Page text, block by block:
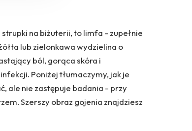
na biżuterii, to limfa - zupełnie
lub zielonkawa wydzielina o
ból, gorąca skóra i
Poniżej tłumaczymy, jak je
ale nie zastępuje badania - przy
Szerszy obraz gojenia znajdziesz